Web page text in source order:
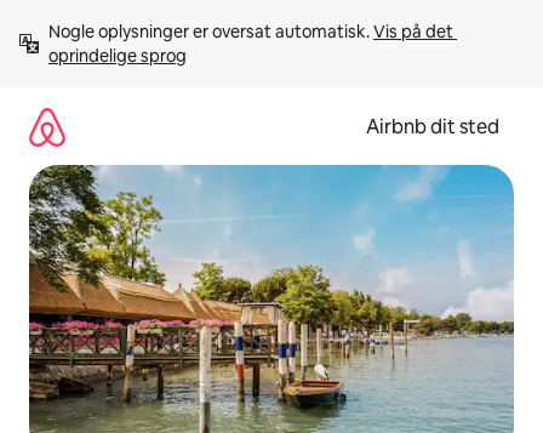
videre
Nogle oplysninger er oversat automatisk. Vis på det
oprindelige sprog
Airbnb dit sted